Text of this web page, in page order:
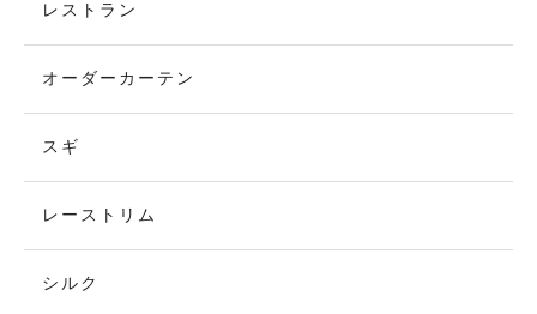
レストラン
オーダーカーテン
スギ
レーストリム
シルク